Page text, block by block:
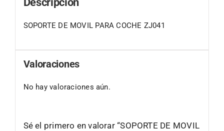
SOPORTE DE MOVIL PARA COCHE ZJ041
Valoraciones
No hay valoraciones aún.
Sé el primero en valorar “SOPORTE DE MOVIL